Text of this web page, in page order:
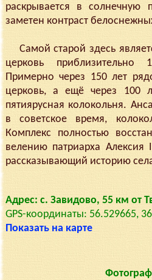
раскрывается в солнечную
заметен контраст
Самой старой здесь
церковь приблизительно
Примерно через 150 лет
церковь, а ещё через 100
пятиярусная колокольня.
в советское время,
Комплекс полностью
велению патриарха
рассказывающий историю
Адрес: с. Завидово, 55 км от
GPS-координаты: 56.529665,
Показать на карте